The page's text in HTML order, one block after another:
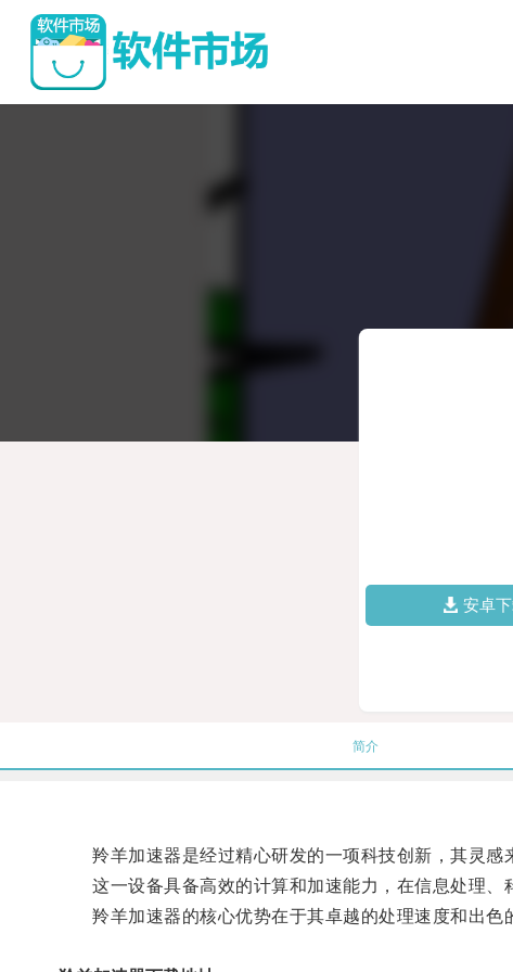
安卓
简介
羚羊加速器是经过精心研发的一项科技创新，其灵感
这一设备具备高效的计算和加速能力，在信息处理、
羚羊加速器的核心优势在于其卓越的处理速度和出色